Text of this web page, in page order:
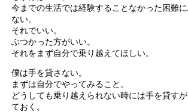
今までの生活では経験することなかった困難
ない。
それでいい。
ぶつかった方がいい。
それをまず自分で乗り越えてほしい。
僕は手を貸さない。
まずは自分でやってみること。
どうしても乗り越えられない時には手を貸す
ておく。